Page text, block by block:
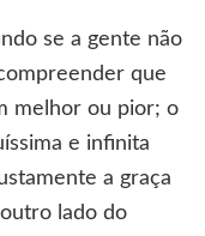
se a gente não
que
melhor ou pior; o
e infinita
a graça
lado do